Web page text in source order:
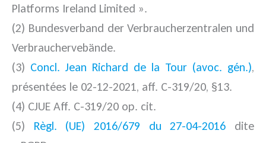
Platforms Ireland Limited ».
(2) Bundesverband der Verbraucherzentralen und
Verbrauchervebände.
(3) Concl. Jean Richard de la Tour (avoc. gén.),
présentées le 02-12-2021, aff. C-319/20, §13.
(4) CJUE Aff. C-319/20 op. cit.
(5) Règl. (UE) 2016/679 du 27-04-2016 dite